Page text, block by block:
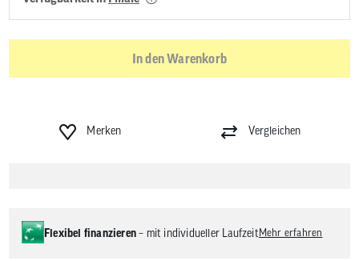
In den Warenkorb
Merken Vergleichen
Flexibel finanzieren– mit individueller Laufzeit Mehr erfahren